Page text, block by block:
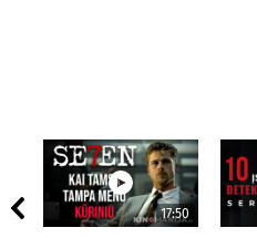
17:50